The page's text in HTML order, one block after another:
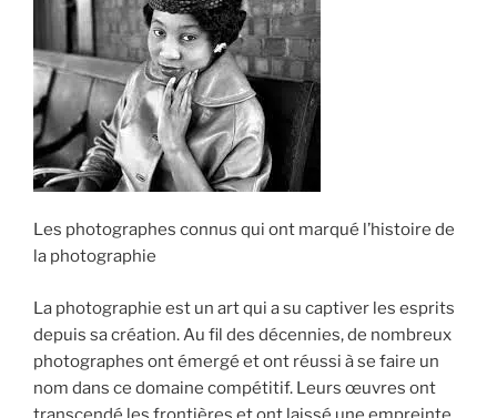
Les photographes connus qui ont marqué l’histoire de
la photographie
La photographie est un art qui a su captiver les esprits
depuis sa création. Au fil des décennies, de nombreux
photographes ont émergé et ont réussi à se faire un
nom dans ce domaine compétitif. Leurs œuvres ont